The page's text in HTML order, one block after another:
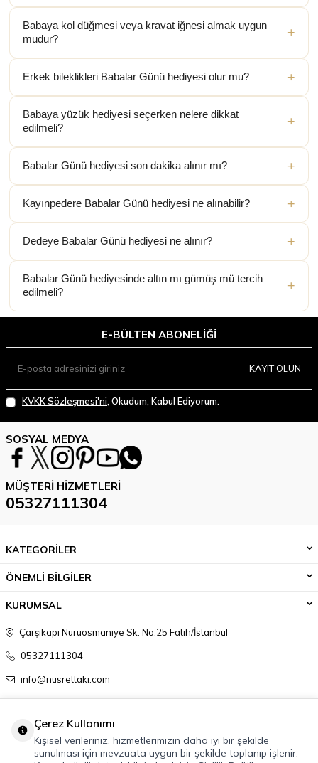
Babaya kol düğmesi veya kravat iğnesi almak uygun
mudur?
Erkek bileklikleri Babalar Günü hediyesi olur mu?
Babaya yüzük hediyesi seçerken nelere dikkat
edilmeli?
Babalar Günü hediyesi son dakika alınır mı?
Kayınpedere Babalar Günü hediyesi ne alınabilir?
Dedeye Babalar Günü hediyesi ne alınır?
Babalar Günü hediyesinde altın mı gümüş mü tercih
edilmeli?
E-BÜLTEN ABONELIĞI
KAYIT OLUN
KVKK Sözleşmesi'ni , Okudum, Kabul Ediyorum.
SOSYAL MEDYA
MÜŞTERI HIZMETLERI
05327111304
KATEGORİLER
ÖNEMLİ BİLGİLER
KURUMSAL
Çarşıkapı Nuruosmaniye Sk. No:25 Fatih/İstanbul
05327111304
info@nusrettaki.com
Çerez Kullanımı
Kişisel verileriniz, hizmetlerimizin daha iyi bir şekilde
sunulması için mevzuata uygun bir şekilde toplanıp işlenir.